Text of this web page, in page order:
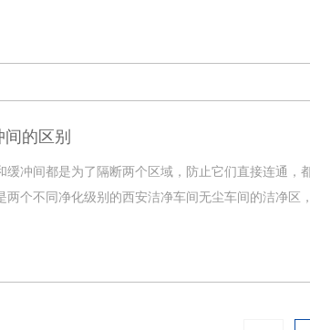
的区别
冲间都是为了隔断两个区域，防止它们直接连通，
两个不同净化级别的西安洁净车间无尘车间的洁净